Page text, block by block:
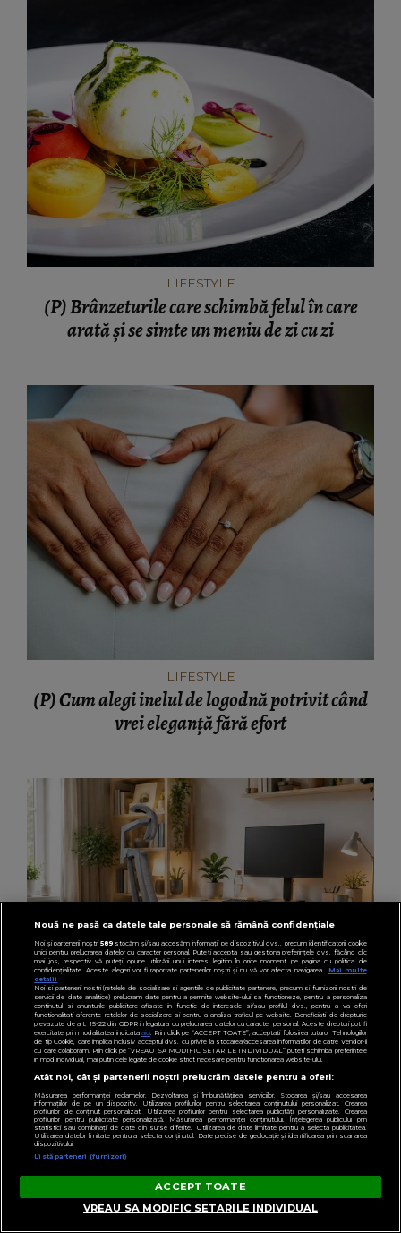
LIFESTYLE
(P) Brânzeturile care schimbă felul în care
arată și se simte un meniu de zi cu zi
LIFESTYLE
(P) Cum alegi inelul de logodnă potrivit când
vrei eleganță fără efort
(P) Postura corectă când stai 8 ore pe zi:
greșelile frecvente și soluțiile simple
Nouă ne pasă ca datele tale personale să rămână confidențiale
Noi și partenerii noștri589stocăm și/sau accesăm informații pe dispozitivul dvs., precum identificatorii cookie
unici pentru prelucrarea datelor cu caracter personal. Puteți accepta sau gestiona preferințele dvs. făcând clic
mai jos, respectiv vă puteți opune utilizării unui interes legitim în orice moment pe pagina cu politica de
confidențialitate. Aceste alegeri vor fi raportate partenerilor noștri și nu vă vor afecta navigarea.
Mai multe
detalii
Noi si partenerii nostri (retelele de socializare si agentiile de publicitate partenere, precum si furnizorii nostri de
servicii de date analitice) prelucram date pentru a permite website-ului sa functioneze, pentru a personaliza
continutul si anunturile publicitare afisate in functie de interesele si/sau profilul dvs., pentru a va oferi
functionalitati aferente retelelor de socializare si pentru a analiza traficul pe website. Beneficiati de drepturile
prevazute de art. 15-22 din GDPR in legatura cu prelucrarea datelor cu caracter personal. Aceste drepturi pot fi
exercitate prin modalitatea indicataaici. Prin click pe “ACCEPT TOATE”, acceptati folosirea tuturor Tehnologiilor
de tip Cookie, care implica inclusiv acceptul dvs. cu privire la stocarea/accesarea informatiilor de catre Vendor-ii
cu care colaboram. Prin click pe “VREAU SA MODIFIC SETARILE INDIVIDUAL” puteti schimba preferintele
in mod individual, mai putin cele legate de cookie strict necesare pentru functionarea website-ului.
Atât noi, cât și partenerii noștri prelucrăm datele pentru a oferi:
Măsurarea performanței reclamelor. Dezvoltarea și îmbunătățirea serviciilor. Stocarea și/sau accesarea
informațiilor de pe un dispozitiv. Utilizarea profilurilor pentru selectarea conținutului personalizat. Crearea
profilurilor de conținut personalizat. Utilizarea profilurilor pentru selectarea publicității personalizate. Crearea
profilurilor pentru publicitate personalizată. Măsurarea performanței conținutului. Înțelegerea publicului prin
statistici sau combinații de date din surse diferite. Utilizarea de date limitate pentru a selecta publicitatea.
Utilizarea datelor limitate pentru a selecta conținutul. Date precise de geolocație și identificarea prin scanarea
dispozitivului.
Listă parteneri (furnizori)
ACCEPT TOATE
VREAU SA MODIFIC SETARILE INDIVIDUAL